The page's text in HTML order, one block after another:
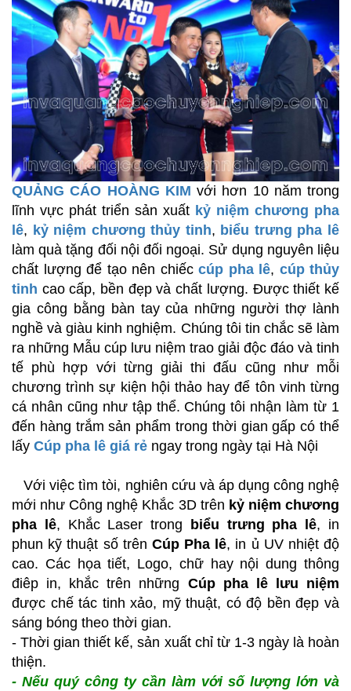
QUẢNG CÁO HOÀNG KIM với hơn 10 năm trong
lĩnh vực phát triển sản xuất kỷ niệm chương pha
lê, kỷ niệm chương thủy tinh, biểu trưng pha lê
làm quà tặng đối nội đối ngoại. Sử dụng nguyên liệu
chất lượng để tạo nên chiếc cúp pha lê, cúp thủy
tinh cao cấp, bền đẹp và chất lượng. Được thiết kế
gia công bằng bàn tay của những người thợ lành
nghề và giàu kinh nghiệm. Chúng tôi tin chắc sẽ làm
ra những Mẫu cúp lưu niệm trao giải độc đáo và tinh
tế phù hợp với từng giải thi đấu cũng như mỗi
chương trình sự kiện hội thảo hay để tôn vinh từng
cá nhân cũng như tập thể. Chúng tôi nhận làm từ 1
đến hàng trắm sản phẩm trong thời gian gấp có thể
lấy Cúp pha lê giá rẻ ngay trong ngày tại Hà Nội
Với việc tìm tòi, nghiên cứu và áp dụng công nghệ
mới như Công nghệ Khắc 3D trên kỷ niệm chương
pha lê, Khắc Laser trong biểu trưng pha lê, in
phun kỹ thuật số trên Cúp Pha lê, in ủ UV nhiệt độ
cao. Các họa tiết, Logo, chữ hay nội dung thông
điêp in, khắc trên những Cúp pha lê lưu niệm
được chế tác tinh xảo, mỹ thuật, có độ bền đẹp và
sáng bóng theo thời gian.
- Thời gian thiết kế, sản xuất chỉ từ 1-3 ngày là hoàn
thiện.
- Nếu quý công ty cần làm với số lượng lớn và